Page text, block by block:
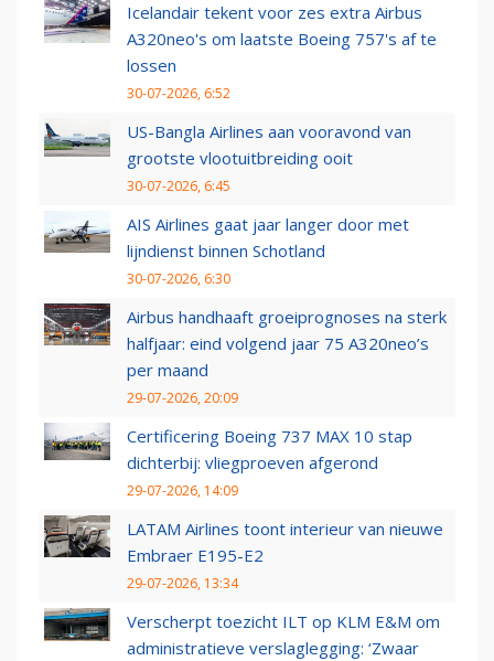
Icelandair tekent voor zes extra Airbus
A320neo's om laatste Boeing 757's af te
lossen
30-07-2026, 6:52
US-Bangla Airlines aan vooravond van
grootste vlootuitbreiding ooit
30-07-2026, 6:45
AIS Airlines gaat jaar langer door met
lijndienst binnen Schotland
30-07-2026, 6:30
Airbus handhaaft groeiprognoses na sterk
halfjaar: eind volgend jaar 75 A320neo’s
per maand
29-07-2026, 20:09
Certificering Boeing 737 MAX 10 stap
dichterbij: vliegproeven afgerond
29-07-2026, 14:09
LATAM Airlines toont interieur van nieuwe
Embraer E195-E2
29-07-2026, 13:34
Verscherpt toezicht ILT op KLM E&M om
administratieve verslaglegging: ‘Zwaar